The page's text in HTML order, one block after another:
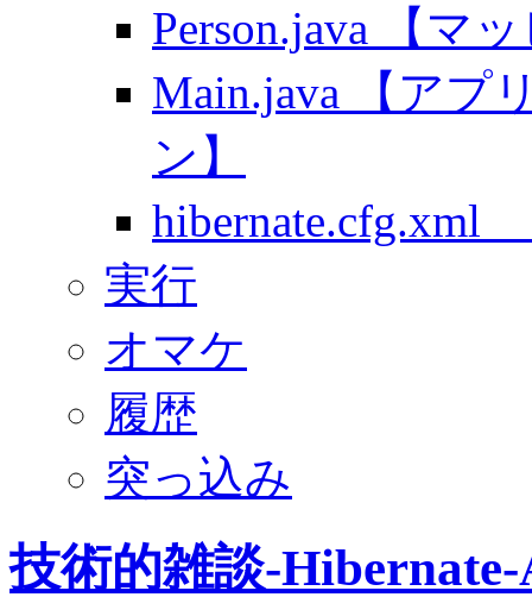
Person.java 【マ
Main.java 【アプ
ン】
hibernate.cfg.xml
実行
オマケ
履歴
突っ込み
技術的雑談-